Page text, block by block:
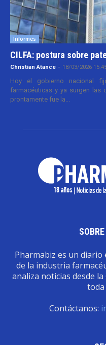
Informes
CILFA: postura sobre
Christian Atance - 18/03/2026
Hoy el gobierno nacional
farmacéuticas y ya surgen las
prontamente fue la...
Pharmabiz es un diario
de la industria
analiza noticias desde
Contáctanos: